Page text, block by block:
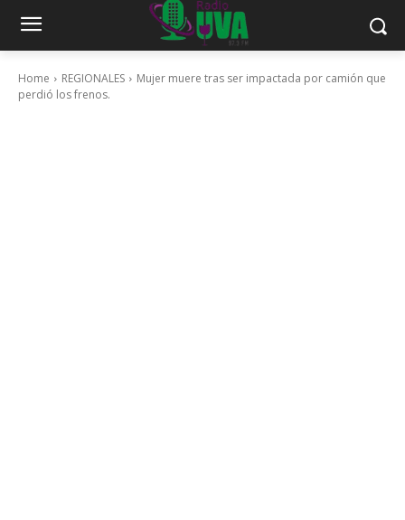
Home REGIONALES
Mujer muere tras ser impactada por camión que
perdió los frenos.